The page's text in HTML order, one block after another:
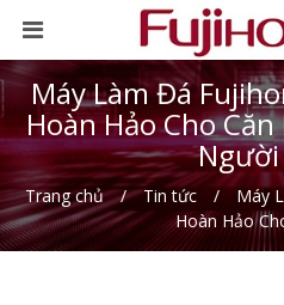
Máy Làm Đá
Hoàn Hảo Cho
Trang chủ Tin tức
Máy
Hoàn Hảo